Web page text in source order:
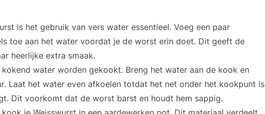
is het gebruik van vers water essentieel. Voeg een paar
toe aan het water voordat je de worst erin doet. Dit geeft de
heerlijke extra smaak.
water worden gekookt. Breng het water aan de kook en
Laat het water even afkoelen totdat het net onder het kookpunt is
Dit voorkomt dat de worst barst en houdt hem sappig.